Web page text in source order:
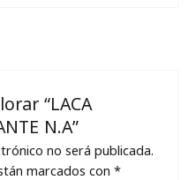
“LACA
N.A”
no será publicada.
marcados con*